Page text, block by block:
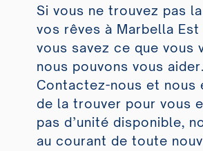
Si vous ne trouvez pas
vos rêves à Marbella Est
vous savez ce que vous
nous pouvons vous aider.
Contactez-nous et nous
de la trouver pour vous
pas d’unité disponible,
au courant de toute